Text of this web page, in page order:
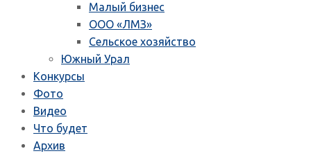
Малый бизнес
ООО «ЛМЗ»
Сельское хозяйство
Южный Урал
Конкурсы
Фото
Видео
Что будет
Архив